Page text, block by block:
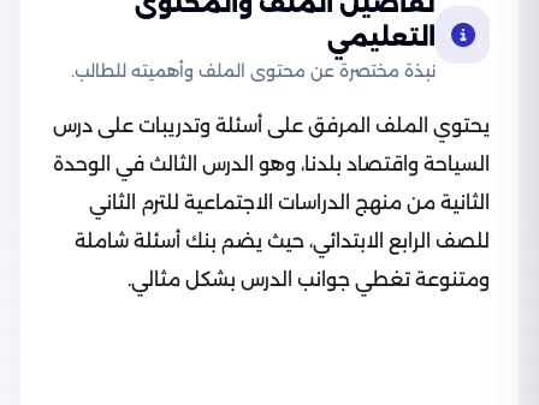
التعليمي
نبذة مختصرة عن محتوى الملف وأهميته للطالب.
يحتوي الملف المرفق على أسئلة وتدريبات على درس
السياحة واقتصاد بلدنا، وهو الدرس الثالث في الوحدة
الثانية من منهج الدراسات الاجتماعية للترم الثاني
للصف الرابع الابتدائي، حيث يضم بنك أسئلة شاملة
ومتنوعة تغطي جوانب الدرس بشكل مثالي.